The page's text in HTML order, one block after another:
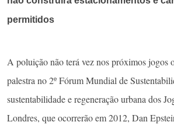
permitidos
A poluição não terá vez nos próximos jogos
palestra no 2º Fórum Mundial de
sustentabilidade e regeneração urbana dos
Londres, que ocorrerão em 2012, Dan